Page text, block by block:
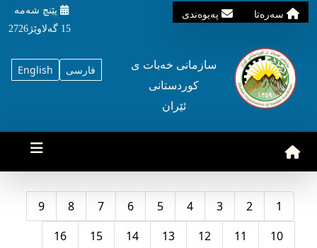
سه‌ره‌تا په‌یوه‌ندی
پێنچ شه‌مه‌
15 گه‌لاوێژ2726
English فارسی
سازمانی خه‌بات ی
کوردستانی
ئێران
1
2
3
4
5
6
7
8
9
10
11
12
13
14
15
16